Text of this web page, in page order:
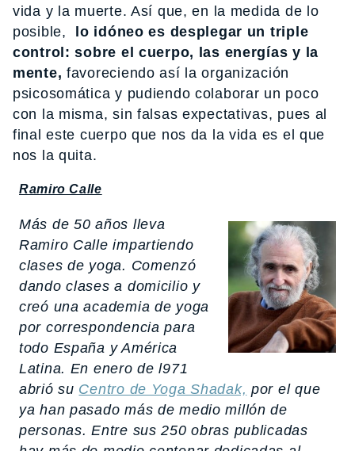
vida y la muerte. Así que, en la medida de lo
posible,
lo idóneo es desplegar un triple
control: sobre el cuerpo, las energías y la
mente, favoreciendo así la organización
psicosomática y pudiendo colaborar un poco
con la misma, sin falsas expectativas, pues al
final este cuerpo que nos da la vida es el que
nos la quita.
Ramiro Calle
Más de 50 años lleva
Ramiro Calle impartiendo
clases de yoga. Comenzó
dando clases a domicilio y
creó una academia de yoga
por correspondencia para
todo España y América
Latina. En enero de l971
abrió su Centro de Yoga Shadak, por el que
ya han pasado más de medio millón de
personas. Entre sus 250 obras publicadas